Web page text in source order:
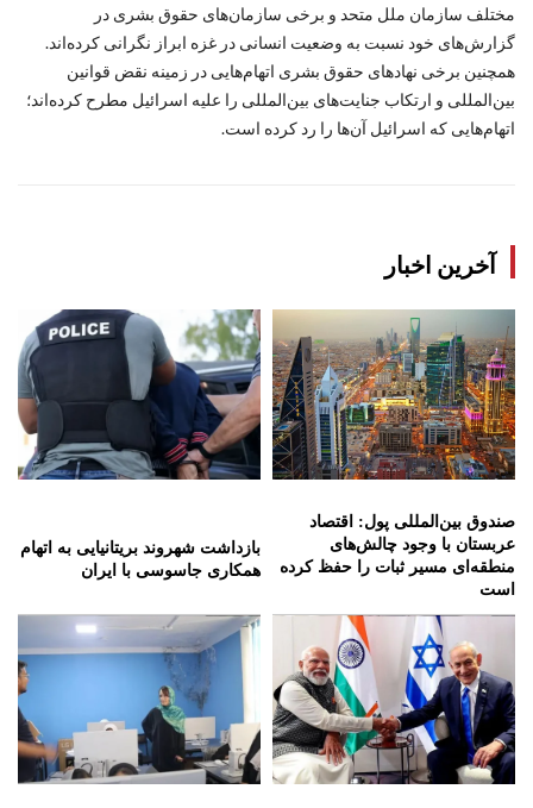
مختلف سازمان ملل متحد و برخی سازمان‌های حقوق بشری در
گزارش‌های خود نسبت به وضعیت انسانی در غزه ابراز نگرانی کرده‌اند.
همچنین برخی نهادهای حقوق بشری اتهام‌هایی در زمینه نقض قوانین
بین‌المللی و ارتکاب جنایت‌های بین‌المللی را علیه اسرائیل مطرح کرده‌اند؛
اتهام‌هایی که اسرائیل آن‌ها را رد کرده است.
آخرین اخبار
صندوق بین‌المللی پول: اقتصاد
عربستان با وجود چالش‌های
منطقه‌ای مسیر ثبات را حفظ کرده
است
بازداشت شهروند بریتانیایی به اتهام
همکاری جاسوسی با ایران